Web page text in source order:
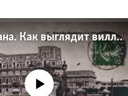
Домик у океана. Как выглядит вилла для Людмилы Путиной – репортаж с юга Франции
source currently available